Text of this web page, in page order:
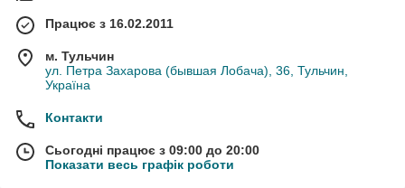
Працює з 16.02.2011
м. Тульчин
ул. Петра Захарова (бывшая Лобача), 36, Тульчин,
Україна
Контакти
Сьогодні працює з 09:00 до 20:00
Показати весь графік роботи